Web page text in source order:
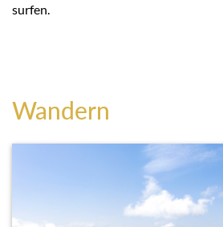
surfen.
Wandern